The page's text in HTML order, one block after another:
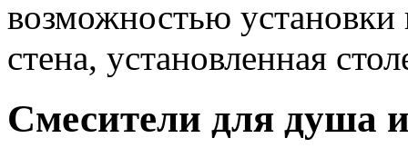
возможностью
стена, установленная
Смесители для душа